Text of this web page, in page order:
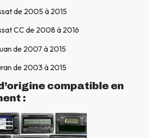
de 2005 à 2015
CC de 2008 à 2016
de 2007 à 2015
de 2003 à 2015
compatible en
: